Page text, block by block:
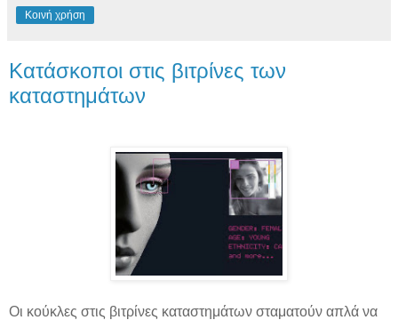
Κοινή χρήση
Κατάσκοποι στις βιτρίνες των
καταστημάτων
Οι κούκλες στις βιτρίνες καταστημάτων σταματούν απλά να